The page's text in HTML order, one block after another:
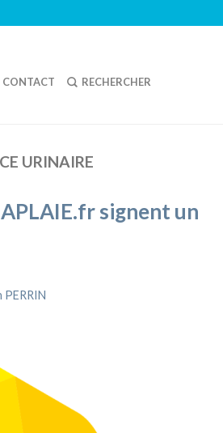
CONTACT
URINAIRE
signent un
PERRIN